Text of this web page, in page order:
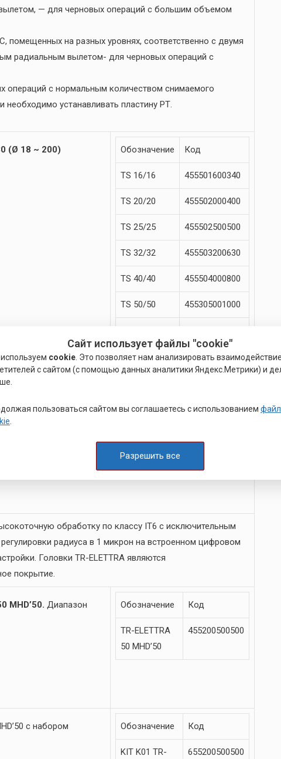
— для черновых операций с большим объемом
помещенных на разных уровнях, соответственно с двумя
радиальным вылетом- для черновых операций с
операций с нормальным количеством снимаемого
устанавливать пластину РТ.
(Ø 18 ~ 200) Обозначение Код
TS 16/16 455501600340
TS 20/20 455502000400
TS 25/25 455502500500
TS 32/32 455503200630
TS 40/40 455504000800
TS 50/50 455305001000
TS 63/63 455406301250
обработку по классу IT6 с исключительным
радиуса в 1 микрон на встроенном цифровом
Головки TR-ELETTRA являются
покрытие.
MHD’50. Диапазон
Обозначение Код
TR-ELETTRA
50 MHD’50
455200500500
с набором
Обозначение Код
KIT K01 TR-
655200500500
Сайт использует файлы "cookie"
cookie . Это позволяет нам анализировать
с сайтом (с помощью данных аналитики Яндекс.Метрики) и
пользоваться сайтом вы соглашаетесь с использованием
Разрешить все